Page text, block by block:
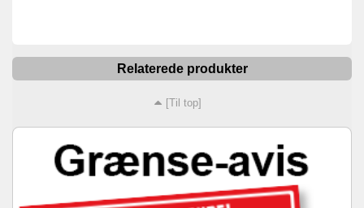
Relaterede produkter
[Til top]